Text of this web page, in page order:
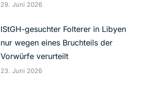
29. Juni 2026
IStGH-gesuchter Folterer in Libyen
nur wegen eines Bruchteils der
Vorwürfe verurteilt
23. Juni 2026